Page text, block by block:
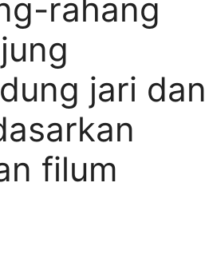
rahang
jari dan
filum